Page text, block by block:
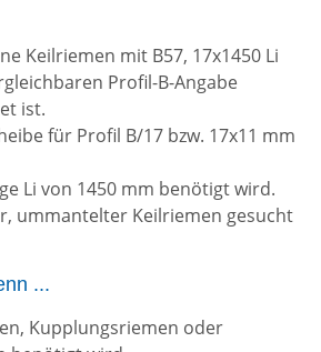
Keilriemen mit B57, 17x1450 Li
Profil-B-Angabe
ist.
für Profil B/17 bzw. 17x11 mm
Li von 1450 mm benötigt wird.
ummantelter Keilriemen gesucht
...
Kupplungsriemen oder